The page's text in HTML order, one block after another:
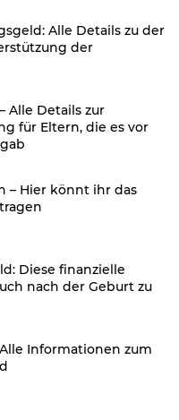
Alle Details zu der
der
Alle Details zur
für Eltern, die es vor
– Hier könnt ihr das
Diese finanzielle
nach der Geburt zu
Informationen zum